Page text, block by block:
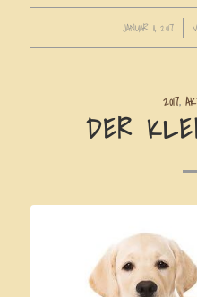
JANUAR 11, 2017
/
2017,
DER